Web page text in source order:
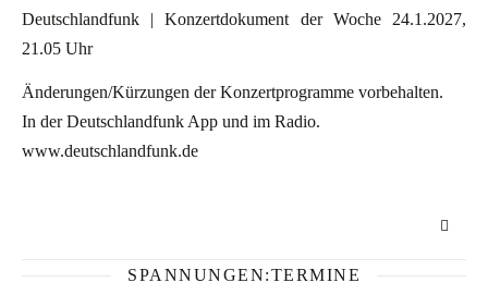
Deutschlandfunk | Konzertdokument der Woche 24.1.2027,
21.05 Uhr
Änderungen/Kürzungen der Konzertprogramme vorbehalten.
In der Deutschlandfunk App und im Radio.
www.deutschlandfunk.de
SPANNUNGEN:TERMINE